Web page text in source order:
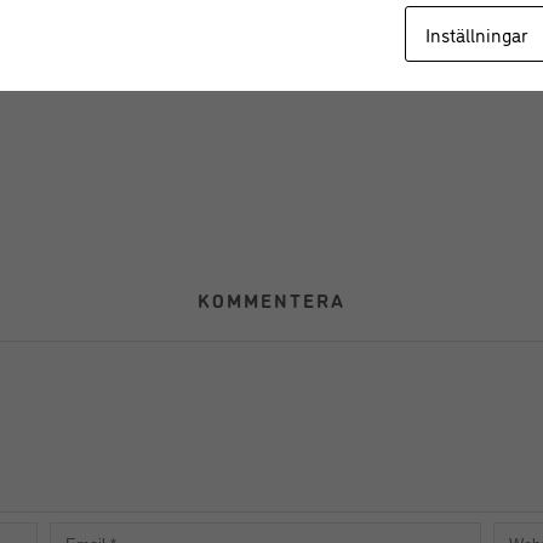
Grönkålssallad med kungsräkor
Recept
KOMMENTERA
Inställningar